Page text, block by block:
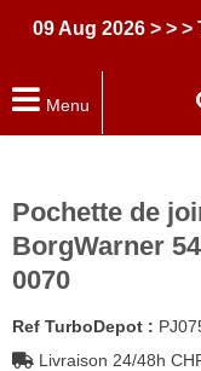
Aug 2026 > > >
Menu
Pochette de
BorgWarner
0070
Ref TurboDepot :
Livraison 24/48h